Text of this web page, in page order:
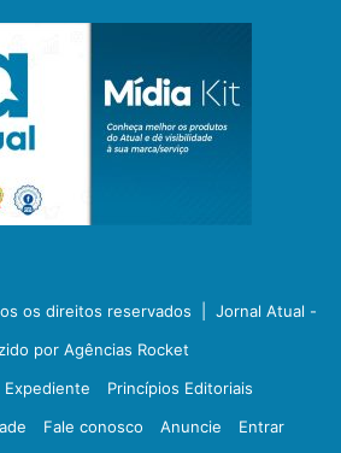
os direitos reservados | Jornal Atual -
por Agências Rocket
Expediente
Princípios Editoriais
Fale conosco Anuncie
Entrar